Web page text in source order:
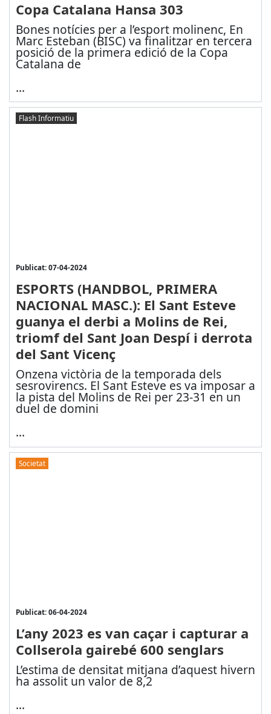
Copa Catalana Hansa 303
Bones notícies per a l’esport molinenc, En
Marc Esteban (BISC) va finalitzar en tercera
posició de la primera edició de la Copa
Catalana de
...
Flash Informatiu
Publicat: 07-04-2024
ESPORTS (HANDBOL, PRIMERA
NACIONAL MASC.): El Sant Esteve
guanya el derbi a Molins de Rei,
triomf del Sant Joan Despí i derrota
del Sant Vicenç
Onzena victòria de la temporada dels
sesrovirencs. El Sant Esteve es va imposar a
la pista del Molins de Rei per 23-31 en un
duel de domini
...
Societat
Publicat: 06-04-2024
L’any 2023 es van caçar i capturar a
Collserola gairebé 600 senglars
L’estima de densitat mitjana d’aquest hivern
ha assolit un valor de 8,2
...